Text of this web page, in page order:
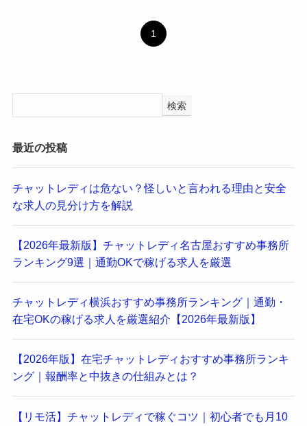
1
検索
最近の投稿
チャットレディは危ない？怪しいと言われる理由と安全
な求人の見分け方を解説
【2026年最新版】チャットレディ名古屋おすすめ事務所
ランキング9選｜通勤OKで稼げる求人を厳選
チャットレディ横浜おすすめ事務所ランキング｜通勤・
在宅OKの稼げる求人を厳選紹介【2026年最新版】
【2026年版】在宅チャットレディおすすめ事務所ランキ
ング｜報酬率と中抜きの仕組みとは？
【リモ活】チャットレディで稼ぐコツ｜初心者でも月10